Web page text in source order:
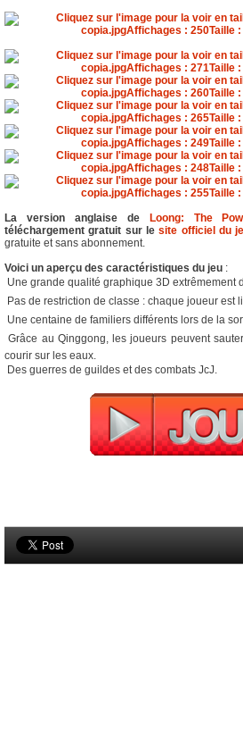
La version anglaise de Loong: The
téléchargement gratuit sur lesite officiel du
gratuite et sans abonnement.
Voici un aperçu des caractéristiques du jeu :
 Une grande qualité graphique 3D extrêmement
 Pas de restriction de classe : chaque joueur
 Une centaine de familiers différents lors de la
 Grâce au Qinggong, les joueurs peuvent
courir sur les eaux.
 Des guerres de guildes et des combats JcJ.